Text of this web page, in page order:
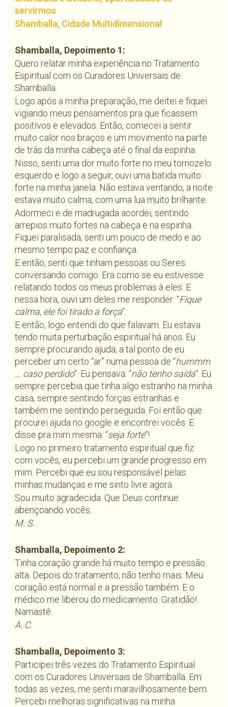
servirmos
Shamballa, Cidade Multidimensional
Shamballa, Depoimento 1:
Quero relatar minha experiência no Tratamento
Espiritual com os Curadores Universais de
Shamballa.
Logo após a minha preparação, me deitei e fiquei
vigiando meus pensamentos pra que ficassem
positivos e elevados. Então, comecei a sentir
muito calor nos braços e um movimento na parte
de trás da minha cabeça até o final da espinha.
Nisso, senti uma dor muito forte no meu tornozelo
esquerdo e logo a seguir, ouvi uma batida muito
forte na minha janela. Não estava ventando, a noite
estava muito calma, com uma lua muito brilhante.
Adormeci e de madrugada acordei, sentindo
arrepios muito fortes na cabeça e na espinha.
Fiquei paralisada, senti um pouco de medo e ao
mesmo tempo paz e confiança.
E então, senti que tinham pessoas ou Seres
conversando comigo. Era como se eu estivesse
relatando todos os meus problemas à eles. E
nessa hora, ouvi um deles me responder: “Fique
calma, ele foi tirado a força“.
E então, logo entendi do que falavam. Eu estava
tendo muita perturbação espiritual há anos. Eu
sempre procurando ajuda, a tal ponto de eu
perceber um certo “ar” numa pessoa de “hummm
… caso perdido“. Eu pensava: “não tenho saída“. Eu
sempre percebia que tinha algo estranho na minha
casa, sempre sentindo forças estranhas e
também me sentindo perseguida. Foi então que
procurei ajuda no google e encontrei vocês. E
disse pra mim mesma: “seja forte“!
Logo no primeiro tratamento espiritual que fiz
com vocês, eu percebi um grande progresso em
mim. Percebi que eu sou responsável pelas
minhas mudanças e me sinto livre agora.
Sou muito agradecida. Que Deus continue
abençoando vocês.
M. S.
Shamballa, Depoimento 2:
Tinha coração grande há muito tempo e pressão
alta. Depois do tratamento, não tenho mais. Meu
coração está normal e a pressão também. E o
médico me liberou do medicamento. Gratidão!
Namastê.
A. C.
Shamballa, Depoimento 3:
Participei três vezes do Tratamento Espiritual
com os Curadores Universais de Shamballa. Em
todas as vezes, me senti maravilhosamente bem.
Percebi melhoras significativas na minha